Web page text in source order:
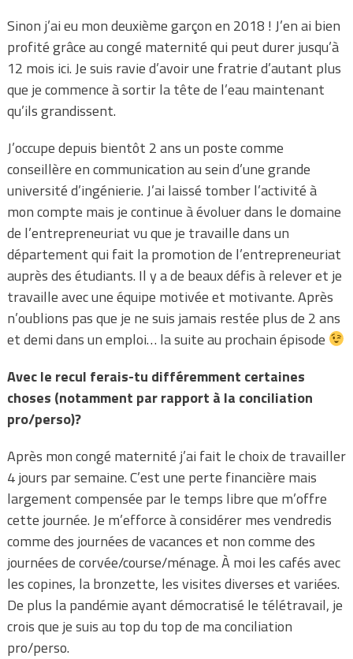
Sinon j’ai eu mon deuxième garçon en 2018 ! J’en ai bien
profité grâce au congé maternité qui peut durer jusqu’à
12 mois ici. Je suis ravie d’avoir une fratrie d’autant plus
que je commence à sortir la tête de l’eau maintenant
qu’ils grandissent.
J’occupe depuis bientôt 2 ans un poste comme
conseillère en communication au sein d’une grande
université d’ingénierie. J’ai laissé tomber l’activité à
mon compte mais je continue à évoluer dans le domaine
de l’entrepreneuriat vu que je travaille dans un
département qui fait la promotion de l’entrepreneuriat
auprès des étudiants. Il y a de beaux défis à relever et je
travaille avec une équipe motivée et motivante. Après
n’oublions pas que je ne suis jamais restée plus de 2 ans
et demi dans un emploi… la suite au prochain épisode
Avec le recul ferais-tu différemment certaines
choses (notamment par rapport à la conciliation
pro/perso)?
Après mon congé maternité j’ai fait le choix de travailler
4 jours par semaine. C’est une perte financière mais
largement compensée par le temps libre que m’offre
cette journée. Je m’efforce à considérer mes vendredis
comme des journées de vacances et non comme des
journées de corvée/course/ménage. À moi les cafés avec
les copines, la bronzette, les visites diverses et variées.
De plus la pandémie ayant démocratisé le télétravail, je
crois que je suis au top du top de ma conciliation
pro/perso.